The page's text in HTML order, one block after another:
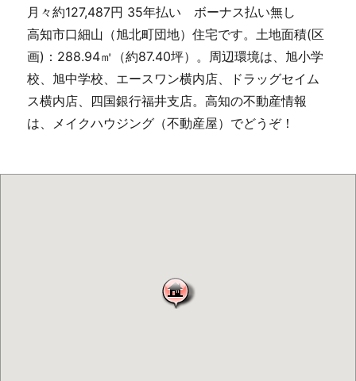
月々約127,487円 35年払い ボーナス払い無し
高知市口細山（旭北町団地）住宅です。土地面積(区
画)：288.94㎡（約87.40坪）。周辺環境は、旭小学
校、旭中学校、エースワン横内店、ドラッグセイム
ス横内店、四国銀行福井支店。高知の不動産情報
は、メイクハウジング（不動産屋）でどうぞ！